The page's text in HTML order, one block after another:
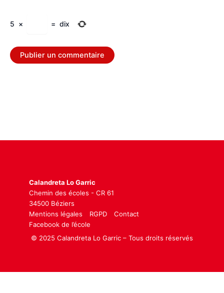
5 × = dix
Calandreta Lo Garric
Chemin des écoles - CR 61
34500 Béziers
Mentions légales
RGPD
Contact
Facebook de l’école
© 2025 Calandreta Lo Garric – Tous droits réservés